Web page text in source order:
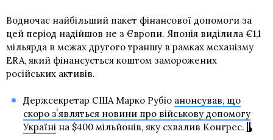
Водночас найбільший пакет фінансової допомоги за
цей період надійшов не з Європи. Японія виділила €1,1
мільярда в межах другого траншу в рамках механізму
ERA, який фінансується коштом заморожених
російських активів.
Держсекретар США Марко Рубіо анонсував, що
скоро зʼявляться новини про військову допомогу
Україніна $400 мільйонів, яку схвалив Конгрес.